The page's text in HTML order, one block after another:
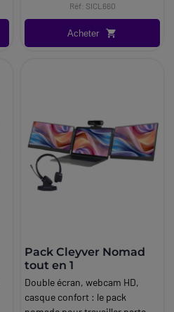
Réf: SICL660
Acheter
Pack Cleyver Nomad
tout en 1
Double écran, webcam HD,
casque confort : le pack